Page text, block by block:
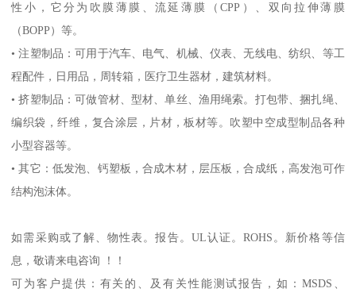
性小，它分为吹膜薄膜、流延薄膜（CPP ）、双向拉伸薄膜
（BOPP ）等。
•注塑制品：可用于汽车、电气、机械、仪表、无线电、纺织、等工
程配件，日用品，周转箱，医疗卫生器材，建筑材料。
•挤塑制品：可做管材、型材、单丝、渔用绳索。打包带、捆扎绳、
编织袋，纤维，复合涂层，片材，板材等。吹塑中空成型制品各种
小型容器等。
•其它：低发泡、钙塑板，合成木材，层压板，合成纸，高发泡可作
结构泡沫体。
如需采购或了解、物性表。报告。 UL认证。ROHS 。新价格等信
息，敬请来电咨询 ！！
可为客户提供：有关的、及有关性能测试报告，如： MSDS